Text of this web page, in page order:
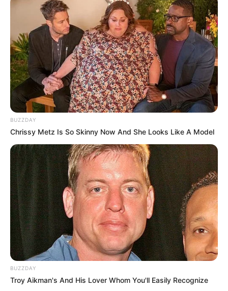
BUZZDAY
Chrissy Metz Is So Skinny Now And She Looks Like A Model
BUZZDAY
Troy Aikman's And His Lover Whom You'll Easily Recognize